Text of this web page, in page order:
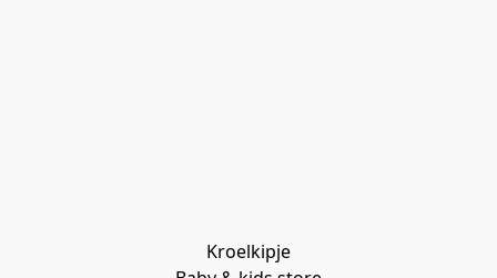
Kroelkipje